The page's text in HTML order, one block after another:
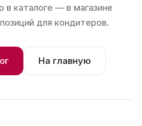
в каталоге — в магазине
для кондитеров.
На главную